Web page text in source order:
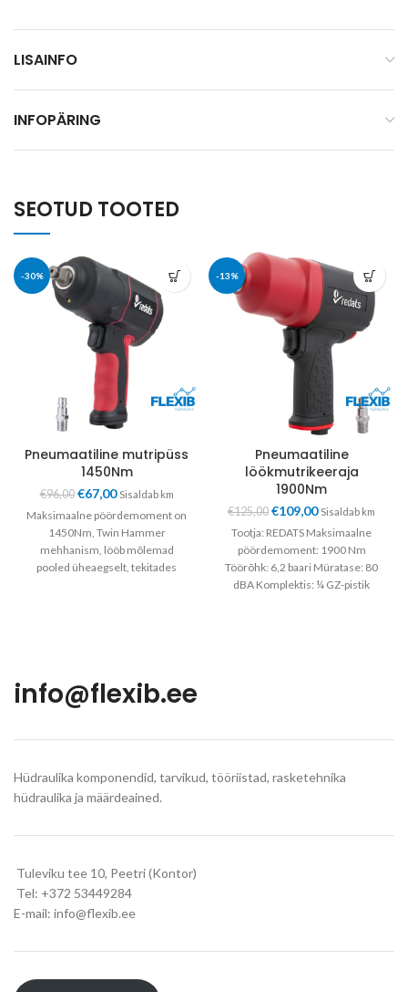
LISAINFO
INFOPÄRING
SEOTUD TOOTED
-30%
Pneumaatiline mutripüss
1450Nm
€96,00 €67,00 Sisaldab km
Maksimaalne pöördemoment on
1450Nm, Twin Hammer
mehhanism, lööb mõlemad
pooled üheaegselt, tekitades
-13%
Pneumaatiline
löökmutrikeeraja
1900Nm
€125,00 €109,00 Sisaldab km
Tootja: REDATS Maksimaalne
pöördemoment: 1900 Nm
Töörõhk: 6,2 baari Müratase: 80
dBA Komplektis: ¼ GZ-pistik
info@flexib.ee
Hüdraulika komponendid, tarvikud, tööriistad, rasketehnika
hüdraulika ja määrdeained.
Tuleviku tee 10, Peetri (Kontor)
Tel: +372 53449284
E-mail: info@flexib.ee